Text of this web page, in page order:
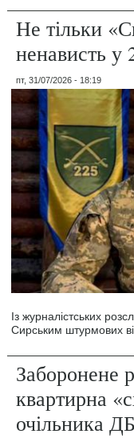
Не тільки
ненависть
пт, 31/07/2026 - 18:19
Із журналістських
Сирським штурмових
Заборонене
квартирна
очільника